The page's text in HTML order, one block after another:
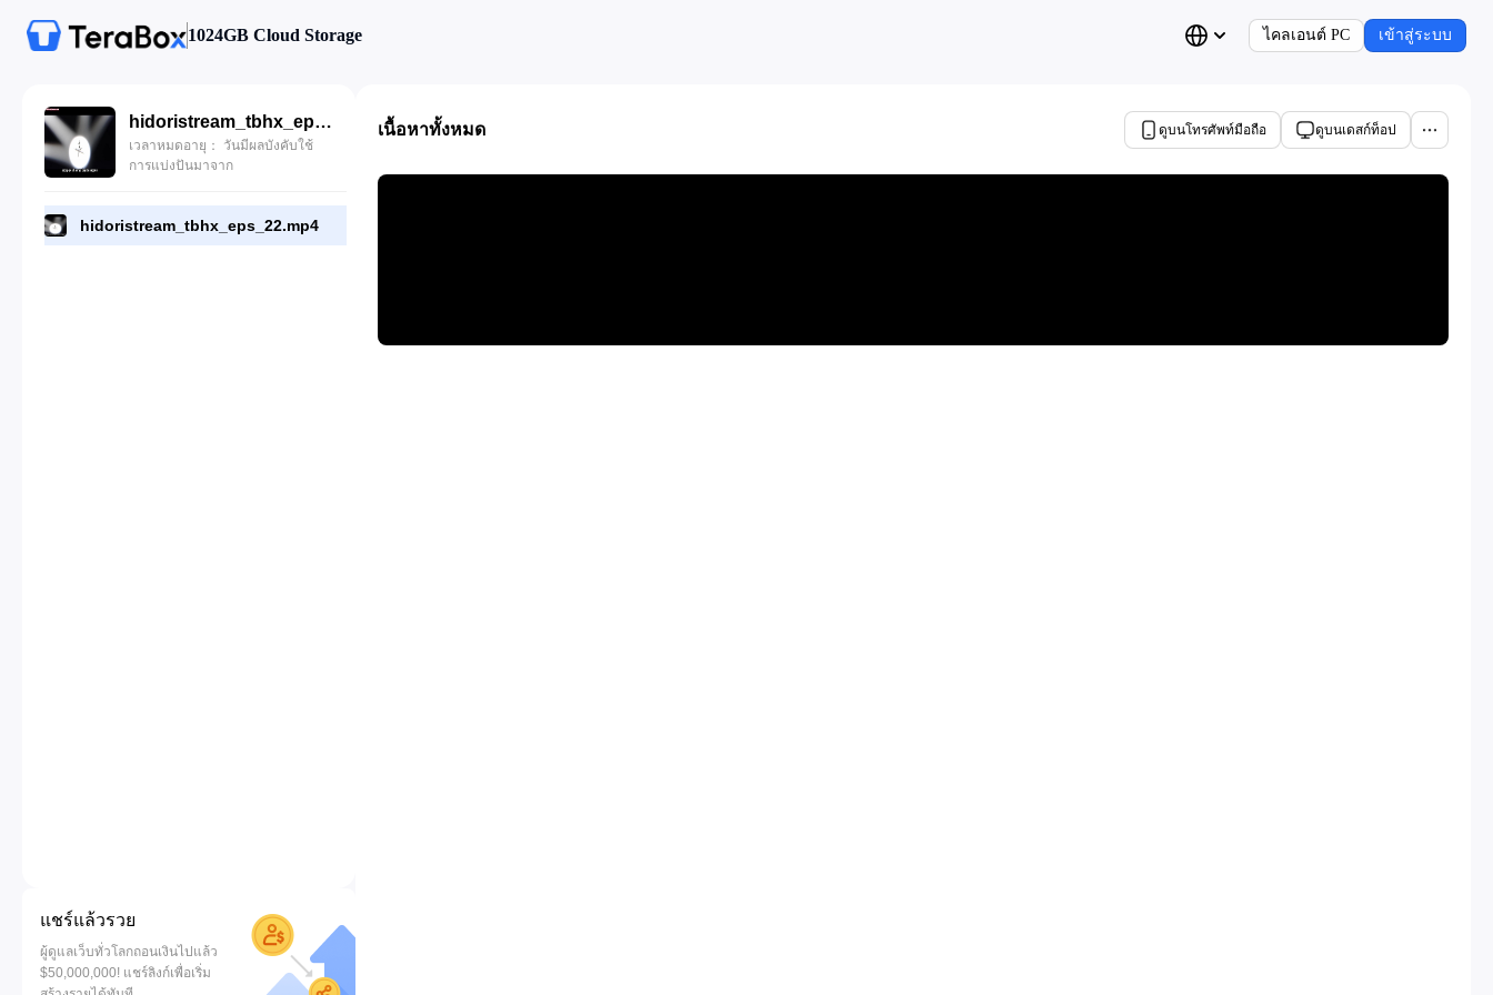
1024GB Cloud Storage ไคลเอนต์ PC เข้าสู่ระบบ
hidoristream_tbhx_eps_22.mp4
เวลาหมดอายุ： วันมีผลบังคับใช้
การแบ่งปันมาจาก
hidoristream_tbhx_eps_22.mp4
แชร์แล้วรวย
ผู้ดูแลเว็บทั่วโลกถอนเงินไปแล้ว
$50,000,000! แชร์ลิงก์เพื่อเริ่ม
เนื้อหาทั้งหมด ดูบนโทรศัพท์มือถือ ดูบนเดสก์ท็อป